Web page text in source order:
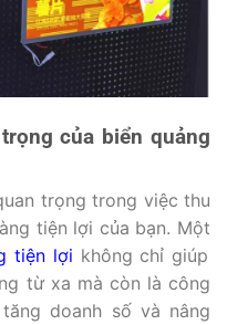
của biển quảng
trọng trong việc thu
tiện lợi của bạn. Một
tiện lợi không chỉ giúp
từ xa mà còn là công
doanh số và nâng